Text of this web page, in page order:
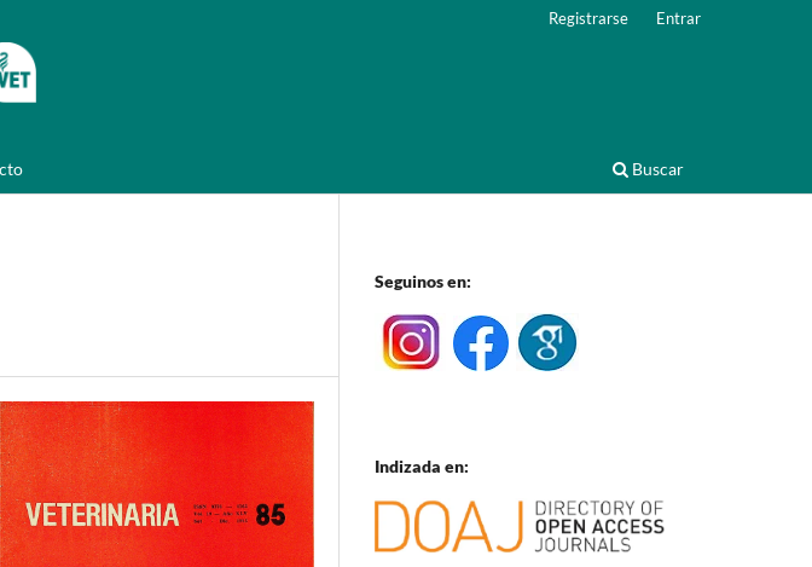
Buscar
Registrarse Entrar
Seguinos en:
Indizada en: